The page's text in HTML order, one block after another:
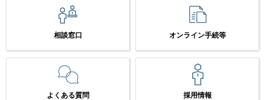
相談窓口 オンライン手続等
よくある質問 採用情報